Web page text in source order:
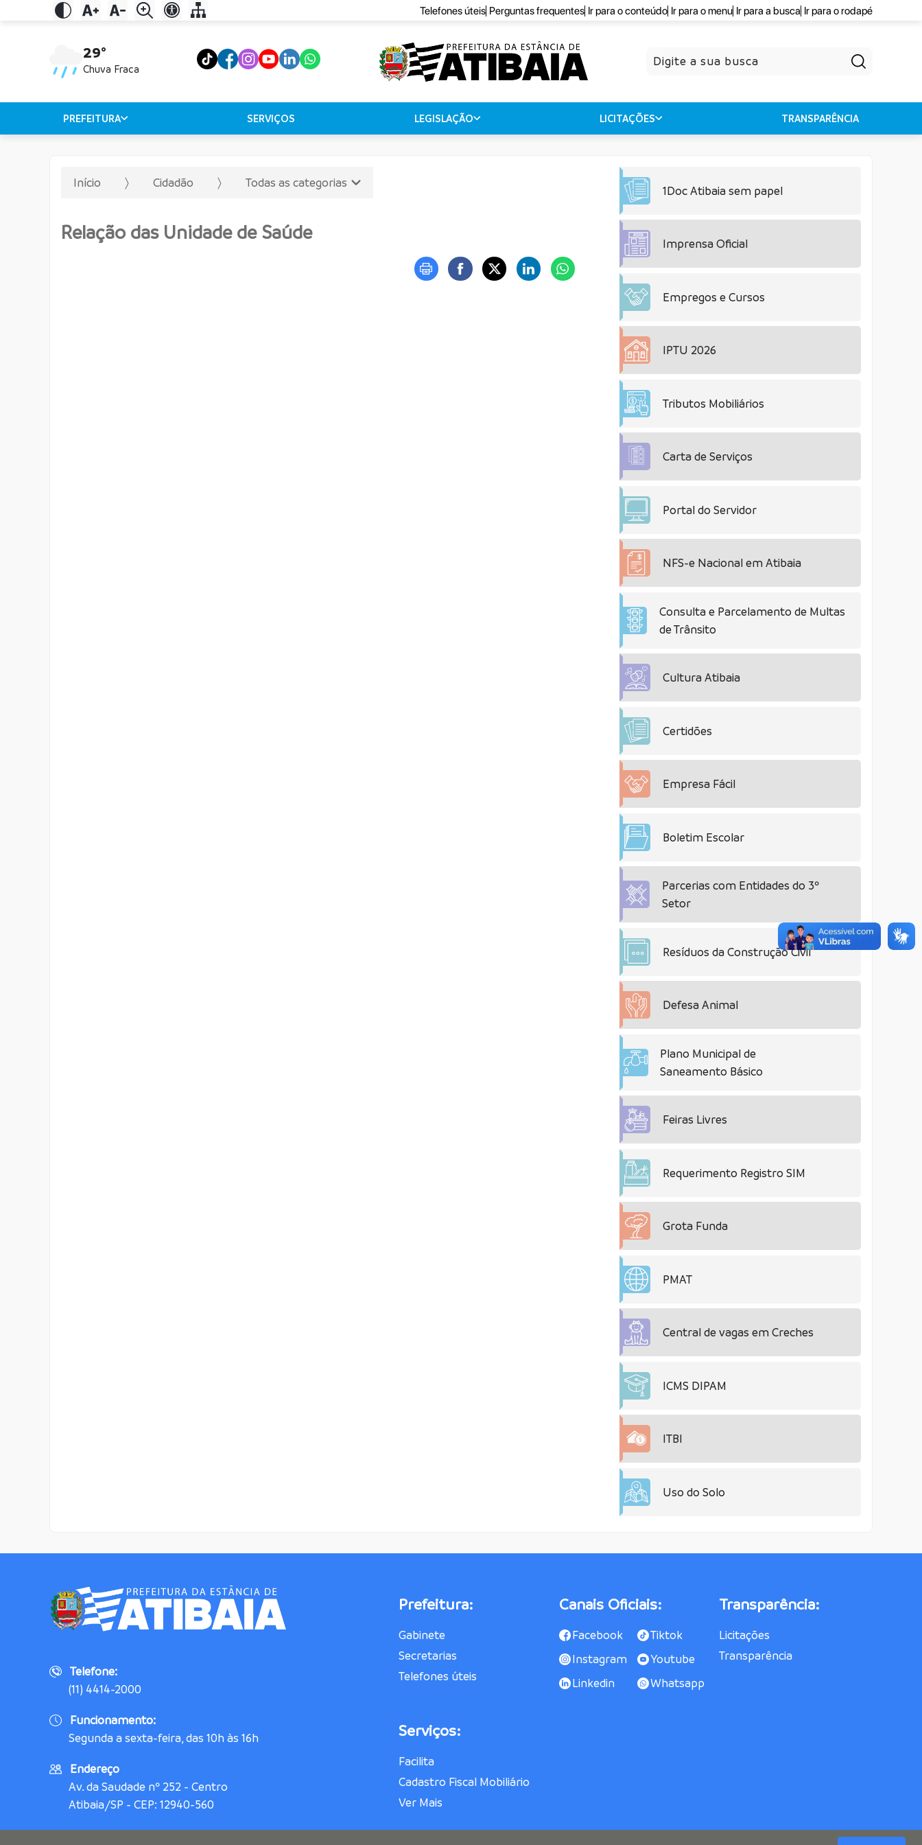
Telefones úteis Perguntas frequentes Ir para o conteúdo Ir para o menu Ir para a busca Ir para o rodapé
29°
Chuva Fraca
PREFEITURA SERVIÇOS LEGISLAÇÃO LICITAÇÕES TRANSPARÊNCIA
Início Cidadão Todas as categorias
Relação das Unidade de Saúde
1Doc Atibaia sem papel
Imprensa Oficial
Empregos e Cursos
IPTU 2026
Tributos Mobiliários
Carta de Serviços
Portal do Servidor
NFS-e Nacional em Atibaia
Consulta e Parcelamento de Multas
de Trânsito
Cultura Atibaia
Certidões
Empresa Fácil
Boletim Escolar
Parcerias com Entidades do 3º
Setor
Resíduos da Construção Civil
Defesa Animal
Plano Municipal de
Saneamento Básico
Feiras Livres
Requerimento Registro SIM
Grota Funda
PMAT
Central de vagas em Creches
ICMS DIPAM
ITBI
Uso do Solo
Telefone:
(11) 4414-2000
Funcionamento:
Segunda a sexta-feira, das 10h às 16h
Endereço
Av. da Saudade nº 252 - Centro
Atibaia/SP - CEP: 12940-560
Prefeitura:
Gabinete
Secretarias
Telefones úteis
Canais Oficiais:
Facebook
Tiktok
Instagram
Youtube
Linkedin
Whatsapp
Transparência:
Licitações
Transparência
Serviços:
Facilita
Cadastro Fiscal Mobiliário
Ver Mais